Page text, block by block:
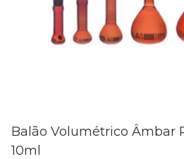
Balão Volumétrico Âmbar
10ml